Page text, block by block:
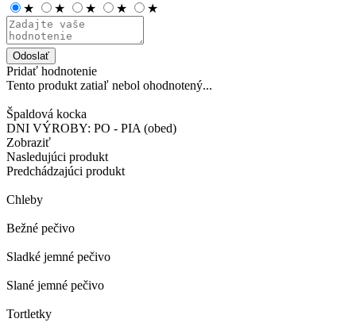
★ ★ ★ ★ ★
Odoslať
Pridať hodnotenie
Tento produkt zatiaľ nebol ohodnotený...
Špaldová kocka
DNI VÝROBY: PO - PIA (obed)
Zobraziť
Nasledujúci produkt
Predchádzajúci produkt
Chleby
Bežné pečivo
Sladké jemné pečivo
Slané jemné pečivo
Tortletky